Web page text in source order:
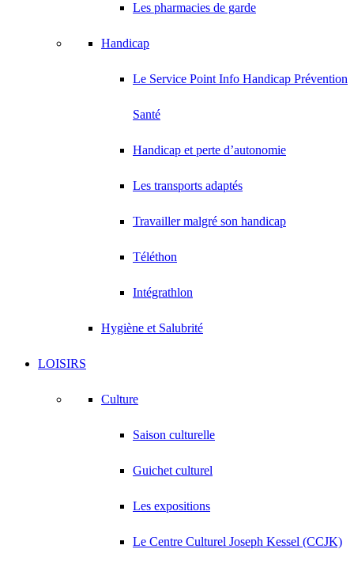
Les pharmacies de garde
Handicap
Le Service Point Info Handicap Prévention
Santé
Handicap et perte d’autonomie
Les transports adaptés
Travailler malgré son handicap
Téléthon
Intégrathlon
Hygiène et Salubrité
LOISIRS
Culture
Saison culturelle
Guichet culturel
Les expositions
Le Centre Culturel Joseph Kessel (CCJK)